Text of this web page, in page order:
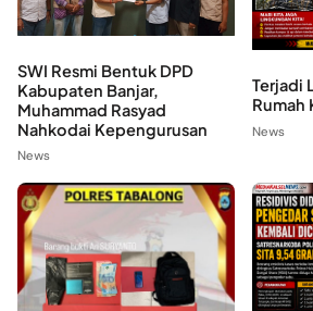
SWI Resmi Bentuk DPD
Kabupaten Banjar,
Muhammad Rasyad
Nahkodai Kepengurusan
News
Terjadi
Rumah
News